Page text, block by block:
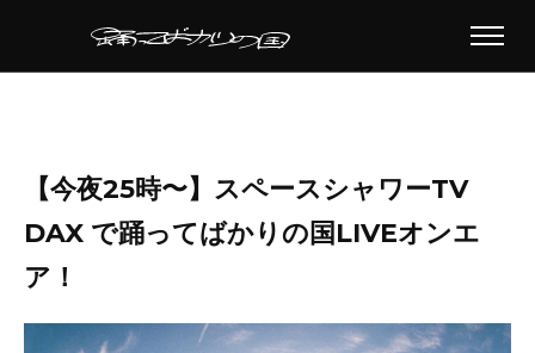
【今夜25時〜】スペースシャワーTV
DAX で踊ってばかりの国LIVEオンエ
ア！